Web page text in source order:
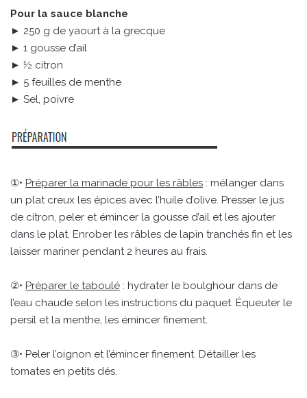
Pour la sauce blanche
► 250 g de yaourt à la grecque
► 1 gousse d’ail
► ½ citron
► 5 feuilles de menthe
► Sel, poivre
①• Préparer la marinade pour les râbles : mélanger dans
un plat creux les épices avec l’huile d’olive. Presser le jus
de citron, peler et émincer la gousse d’ail et les ajouter
dans le plat. Enrober les râbles de lapin tranchés fin et les
laisser mariner pendant 2 heures au frais.
②• Préparer le taboulé : hydrater le boulghour dans de
l’eau chaude selon les instructions du paquet. Équeuter le
persil et la menthe, les émincer finement.
③• Peler l’oignon et l’émincer finement. Détailler les
tomates en petits dés.